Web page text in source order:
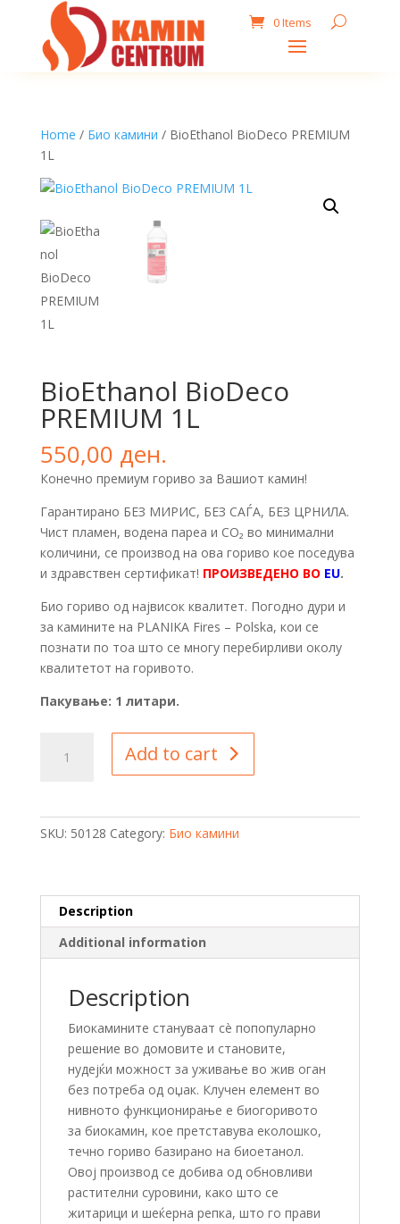
0 Items
Home / Био камини / BioEthanol BioDeco PREMIUM
1L
BioEthanol BioDeco
PREMIUM 1L
550,00 ден.
Конечно премиум гориво за Вашиот камин!
Гарантирано БЕЗ МИРИС, БЕЗ САЃА, БЕЗ ЦРНИЛА.
Чист пламен, водена пареа и СО₂ во минимални
количини, се производ на ова гориво кое поседува
и здравствен сертификат! ПРОИЗВЕДЕНО ВО EU.
Био гориво од највисок квалитет. Погодно дури и
за камините на PLANIKA Fires – Polska, кои се
познати по тоа што се многу перeбирливи околу
квалитетот на горивото.
Пакување: 1 литaри.
BioDeco
Add to cart
SKU: 50128 Category: Био камини
Description
Additional information
Description
Биокамините стануваат сè попопуларно
решение во домовите и становите,
нудејќи можност за уживање во жив оган
без потреба од оџак. Клучен елемент во
нивното функционирање е биогоривото
за биокамин, кое претставува еколошко,
течно гориво базирано на биоетанол.
Овој производ се добива од обновливи
растителни суровини, како што се
житарици и шеќерна репка, што го прави